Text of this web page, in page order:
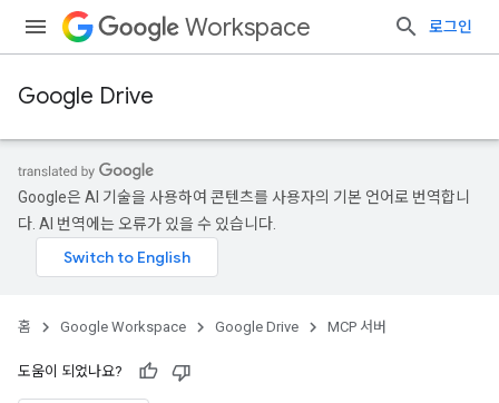
Workspace 로그인
Google Drive
Google은 AI 기술을 사용하여 콘텐츠를 사용자의 기본 언어로 번역합니
다. AI 번역에는 오류가 있을 수 있습니다.
홈 Google Workspace Google Drive MCP 서버
도움이 되었나요?